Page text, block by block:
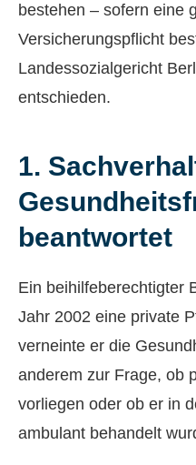
bestehen – sofern eine
Versicherungspflicht
Landessozialgericht
entschieden.
1.
beantwortet
Ein beihilfeberechtigter
Jahr 2002 eine private
verneinte er die
anderem zur Frage, ob
vorliegen oder ob er in
ambulant behandelt